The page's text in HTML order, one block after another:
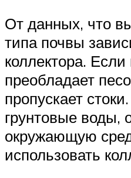
От данных, что
типа почвы
коллектора. Если
преобладает
пропускает
грунтовые воды,
окружающую
использовать